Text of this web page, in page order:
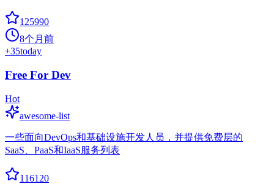
125990
8个月前
+35today
Free For Dev
Hot
awesome-list
一些面向DevOps和基础设施开发人员，并提供免费层的
SaaS、PaaS和IaaS服务列表
116120